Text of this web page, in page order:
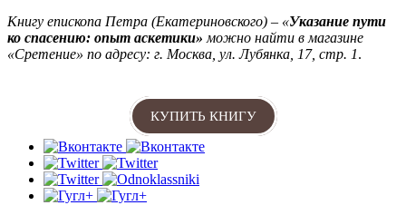
Книгу епископа Петра (Екатериновского) – «Указание пути
ко спасению: опыт аскетики» можно найти в магазине
«Сретение» по адресу: г. Москва, ул. Лубянка, 17, стр. 1.
КУПИТЬ КНИГУ